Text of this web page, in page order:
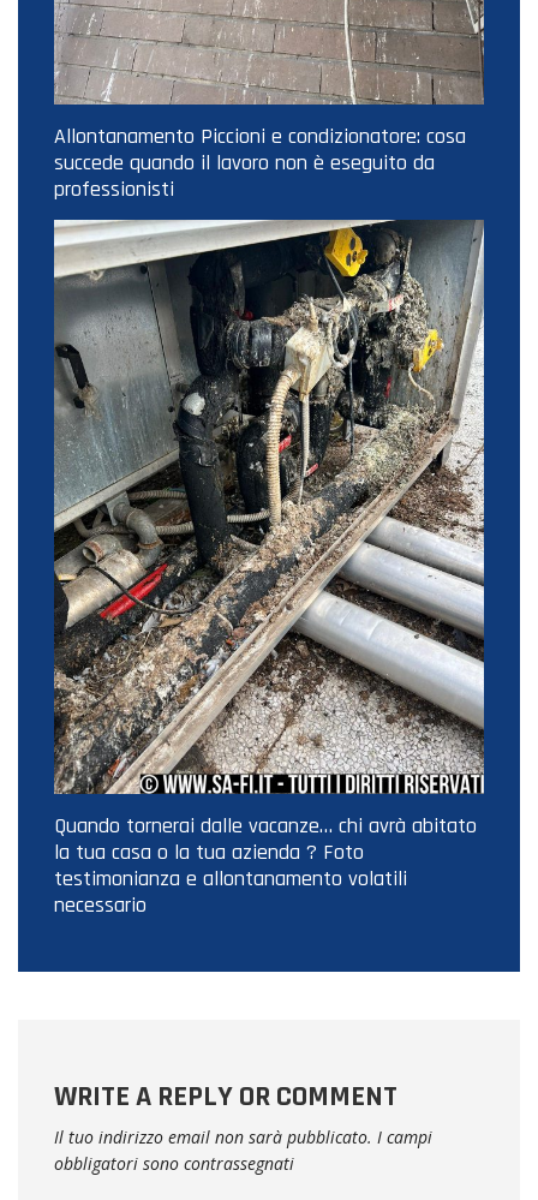
Allontanamento Piccioni e condizionatore: cosa
succede quando il lavoro non è eseguito da
professionisti
Quando tornerai dalle vacanze… chi avrà abitato
la tua casa o la tua azienda ? Foto
testimonianza e allontanamento volatili
necessario
WRITE A REPLY OR COMMENT
Il tuo indirizzo email non sarà pubblicato. I campi
obbligatori sono contrassegnati